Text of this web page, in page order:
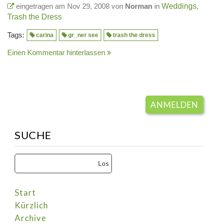
eingetragen am Nov 29, 2008 von Norman in Weddings,
Trash the Dress
Tags: carina gr_ner see trash the dress
Einen Kommentar hinterlassen
ANMELDEN
SUCHE
Start
Kürzlich
Archive